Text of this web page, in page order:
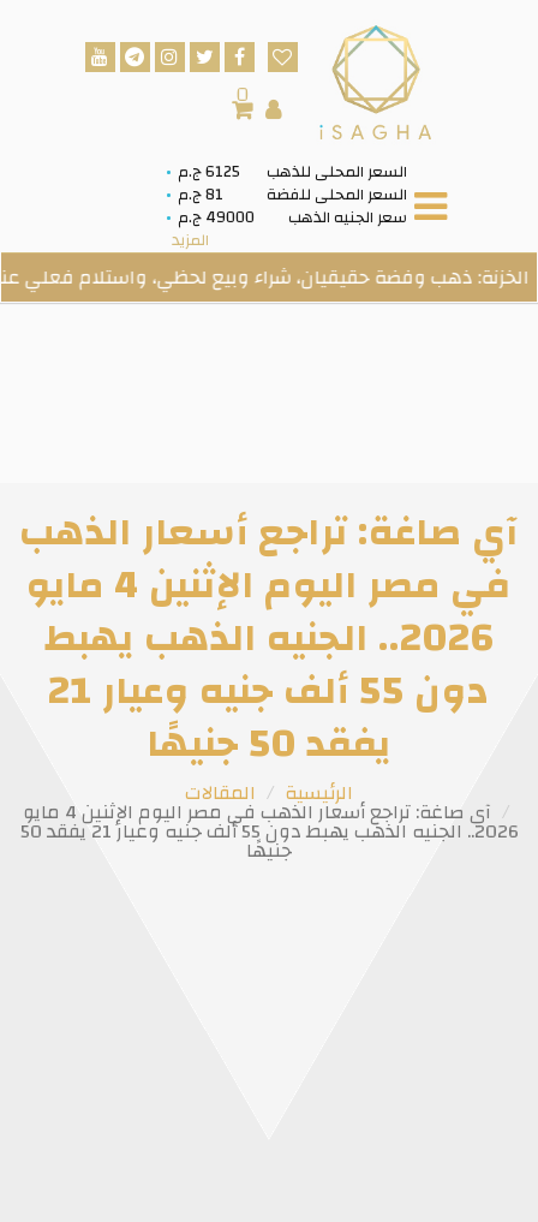
السعر المحلى للذهب 6125 ج.م
السعر المحلى للفضة 81 ج.م
سعر الجنيه الذهب 49000 ج.م
المزيد
0
وفضة حقيقيان، شراء وبيع لحظي، واستلام فعلي عند الطلب.
آي صاغة: تراجع أسعار الذهب
في مصر اليوم الإثنين 4 مايو
2026.. الجنيه الذهب يهبط
دون 55 ألف جنيه وعيار 21
يفقد 50 جنيهًا
الرئيسية المقالات
آي صاغة: تراجع أسعار الذهب في مصر اليوم الإثنين 4 مايو
2026.. الجنيه الذهب يهبط دون 55 ألف جنيه وعيار 21 يفقد 50
جنيهًا